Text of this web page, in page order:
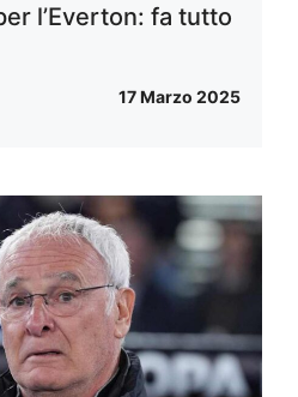
l’Everton: fa tutto
17 Marzo 2025